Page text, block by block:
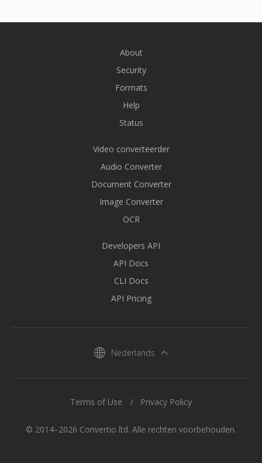
About
Security
Formats
Help
Status
Video converteerder
Audio Converter
Document Converter
Image Converter
OCR
Developers API
API Docs
CLI Docs
API Pricing
Nederlands
© 2014–2026 Convertio ltd. Alle rechten voorbehouden.
Terms of Use Privacy Policy